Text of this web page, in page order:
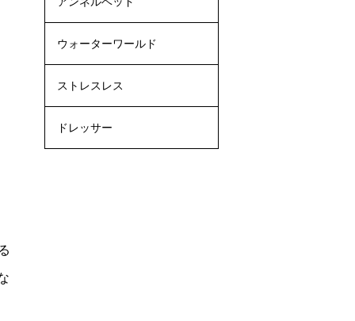
ウォーターワールド
ストレスレス
ドレッサー